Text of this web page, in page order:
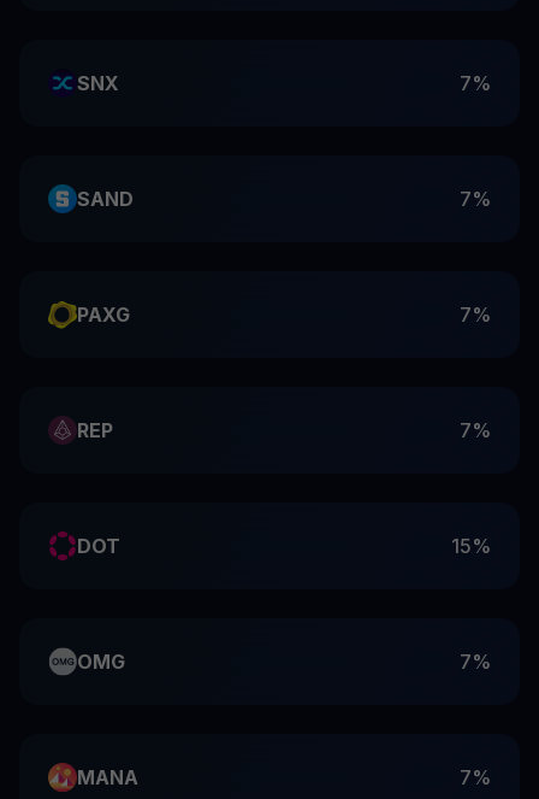
SNX 7%
SAND 7%
PAXG 7%
REP 7%
DOT 15%
OMG 7%
MANA 7%